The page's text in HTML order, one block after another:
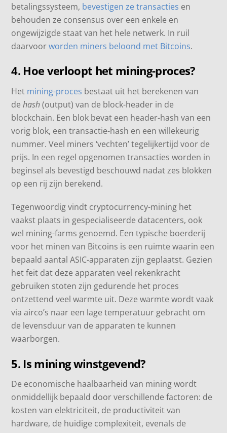
betalingssysteem, bevestigen ze transacties en
behouden ze consensus over een enkele en
ongewijzigde staat van het hele netwerk. In ruil
daarvoorworden miners beloond met Bitcoins.
4. Hoe verloopt het mining-proces?
Het mining-proces bestaat uit het berekenen van
dehash(output) van de block-header in de
blockchain. Een blok bevat een header-hash van een
vorig blok, een transactie-hash en een willekeurig
nummer. Veel miners ‘vechten’ tegelijkertijd voor de
prijs. In een regel opgenomen transacties worden in
beginsel als bevestigd beschouwd nadat zes blokken
op een rij zijn berekend.
Tegenwoordig vindt cryptocurrency-mining het
vaakst plaats in gespecialiseerde datacenters, ook
wel mining-farms genoemd. Een typische boerderij
voor het minen van Bitcoins is een ruimte waarin een
bepaald aantal ASIC-apparaten zijn geplaatst. Gezien
het feit dat deze apparaten veel rekenkracht
gebruiken stoten zijn gedurende het proces
ontzettend veel warmte uit. Deze warmte wordt vaak
via airco’s naar een lage temperatuur gebracht om
de levensduur van de apparaten te kunnen
waarborgen.
5. Is mining winstgevend?
De economische haalbaarheid van mining wordt
onmiddellijk bepaald door verschillende factoren: de
kosten van elektriciteit, de productiviteit van
hardware, de huidige complexiteit, evenals de